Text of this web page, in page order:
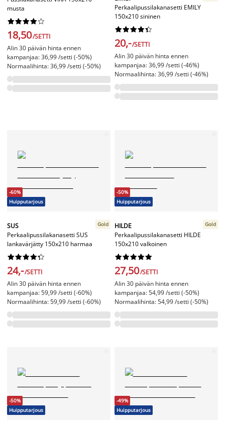
musta






18,50/SETTI
Alin 30 päivän hinta ennen
kampanjaa: 36,99 /setti (-50%)
Normaalihinta: 36,99 /setti (-50%)
Perkaalipussilakanasetti EMILY
150x210 sininen






20,-/SETTI
Alin 30 päivän hinta ennen
kampanjaa: 36,99 /setti (-46%)
Normaalihinta: 36,99 /setti (-46%)
-60%
Huipputarjous
SUS
Perkaalipussilakanasetti SUS
lankavärjätty 150x210 harmaa
Gold






24,-/SETTI
Alin 30 päivän hinta ennen
kampanjaa: 59,99 /setti (-60%)
Normaalihinta: 59,99 /setti (-60%)
-50%
Huipputarjous
HILDE
Perkaalipussilakanasetti HILDE
150x210 valkoinen
Gold






27,50/SETTI
Alin 30 päivän hinta ennen
kampanjaa: 54,99 /setti (-50%)
Normaalihinta: 54,99 /setti (-50%)
-50%
Huipputarjous
-49%
Huipputarjous